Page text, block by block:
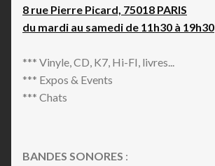
8 rue Pierre Picard, 75018 PARIS
du mardi au samedi de 11h30 à 19h30
*** Vinyle, CD, K7, Hi-FI, livres...
*** Expos & Events
*** Chats
BANDES SONORES :